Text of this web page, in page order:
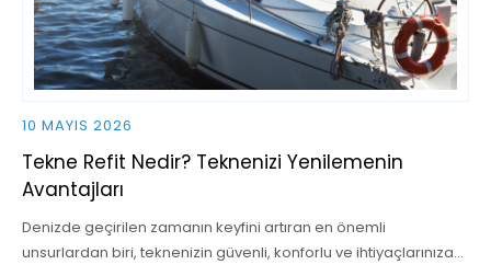
10 MAYIS 2026
Tekne Refit Nedir? Teknenizi Yenilemenin
Avantajları
Denizde geçirilen zamanın keyfini artıran en önemli
unsurlardan biri, teknenizin güvenli, konforlu ve ihtiyaçlarınıza…